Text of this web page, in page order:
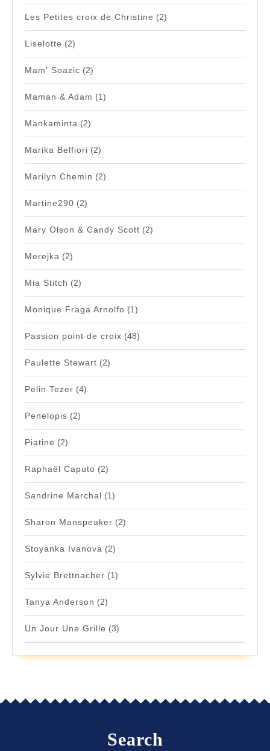
Les Petites croix de Christine (2)
Liselotte (2)
Mam' Soazic (2)
Maman & Adam (1)
Mankaminta (2)
Marika Belfiori (2)
Marilyn Chemin (2)
Martine290 (2)
Mary Olson & Candy Scott (2)
Merejka (2)
Mia Stitch (2)
Monique Fraga Arnolfo (1)
Passion point de croix (48)
Paulette Stewart (2)
Pelin Tezer (4)
Penelopis (2)
Piatine (2)
Raphaël Caputo (2)
Sandrine Marchal (1)
Sharon Manspeaker (2)
Stoyanka Ivanova (2)
Sylvie Brettnacher (1)
Tanya Anderson (2)
Un Jour Une Grille (3)
Search